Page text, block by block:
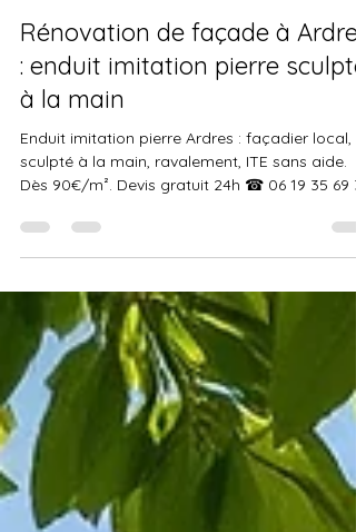
Prestige Pierre
il y a 5 jours
5 min de lecture
Rénovation de façade à Ardres
: enduit imitation pierre sculpté
à la main
Enduit imitation pierre Ardres : façadier local,
sculpté à la main, ravalement, ITE sans aide.
Dès 90€/m². Devis gratuit 24h ☎ 06 19 35 69